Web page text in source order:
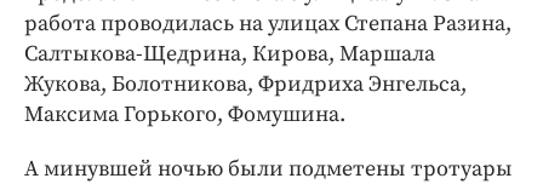
Интересное чтиво
Клиника года
Бренд года
Работодатель года
работа проводилась на улицах Степана Разина,
Салтыкова-Щедрина, Кирова, Маршала
Жукова, Болотникова, Фридриха Энгельса,
Максима Горького, Фомушина.
А минувшей ночью были подметены тротуары